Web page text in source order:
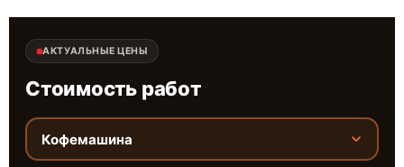
АКТУАЛЬНЫЕ ЦЕНЫ
Стоимость работ
Кофемашина